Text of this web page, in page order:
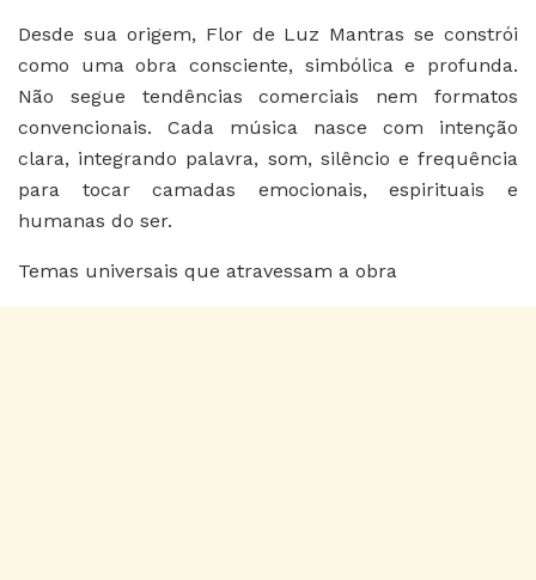
Desde sua origem, Flor de Luz Mantras se constrói
como uma obra consciente, simbólica e profunda.
Não segue tendências comerciais nem formatos
convencionais. Cada música nasce com intenção
clara, integrando palavra, som, silêncio e frequência
para tocar camadas emocionais, espirituais e
humanas do ser.
Temas universais que atravessam a obra